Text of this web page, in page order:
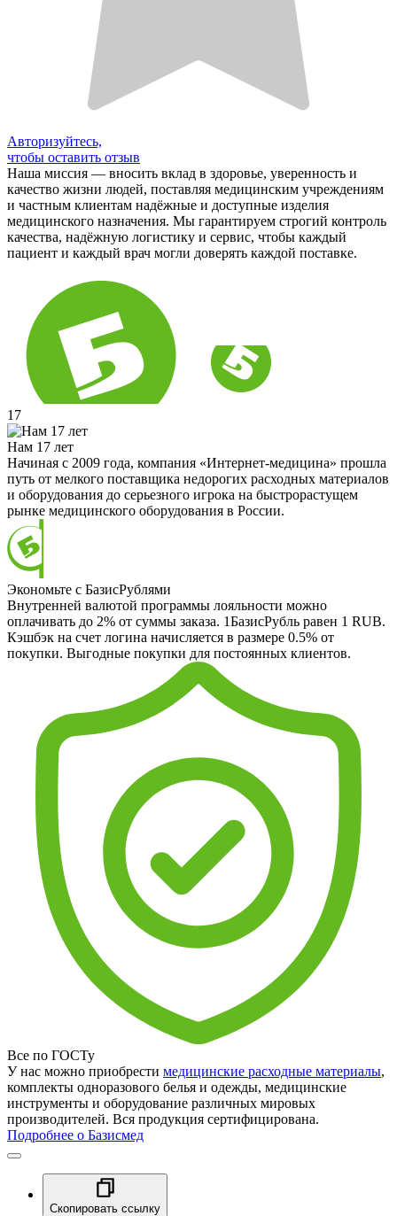
Авторизуйтесь,
чтобы оставить отзыв
Наша миссия — вносить вклад в здоровье, уверенность и
качество жизни людей, поставляя медицинским учреждениям
и частным клиентам надёжные и доступные изделия
медицинского назначения. Мы гарантируем строгий контроль
качества, надёжную логистику и сервис, чтобы каждый
пациент и каждый врач могли доверять каждой поставке.
17
Нам 17 лет
Начиная с 2009 года, компания «Интернет-медицина» прошла
путь от мелкого поставщика недорогих расходных материалов
и оборудования до серьезного игрока на быстрорастущем
рынке медицинского оборудования в России.
Экономьте с БазисРублями
Внутренней валютой программы лояльности можно
оплачивать до 2% от суммы заказа. 1БазисРубль равен 1 RUB.
Кэшбэк на счет логина начисляется в размере 0.5% от
покупки. Выгодные покупки для постоянных клиентов.
Все по ГОСТу
У нас можно приобрести медицинские расходные материалы,
комплекты одноразового белья и одежды, медицинские
инструменты и оборудование различных мировых
производителей. Вся продукция сертифицирована.
Подробнее о Базисмед
Скопировать ссылку